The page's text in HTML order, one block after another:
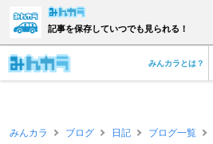
記事を保存していつでも見られる！
みんカラとは？
みんカラ ブログ 日記 ブログ一覧